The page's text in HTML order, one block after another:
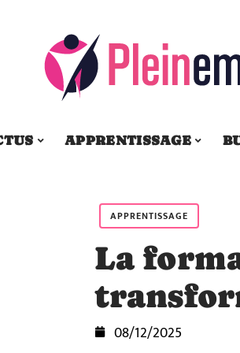
APPRENTISSAGE
APPRENTISSAGE
La
08/12/2025